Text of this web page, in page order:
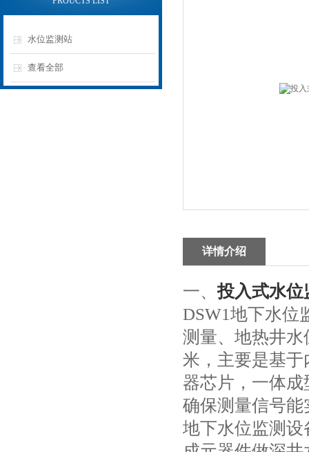
水位监测站
查看全部
详情介绍
一、投入式水位
DSW1地下水位
测量、地热井水
米，主要是基
器芯片，一体
确保测量信号
地下水位监测